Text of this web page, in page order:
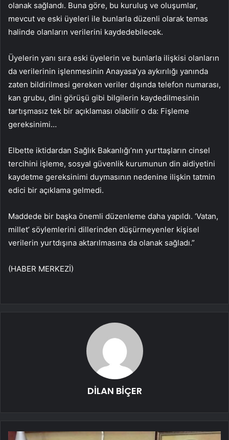
olanak sağlandı. Buna göre, bu kuruluş ve oluşumlar,
mevcut ve eski üyeleri ile bunlarla düzenli olarak temas
halinde olanların verilerini kaydedebilecek.
Üyelerin yanı sıra eski üyelerin ve bunlarla ilişkisi olanların
da verilerinin işlenmesinin Anayasa’ya aykırılığı yanında
zaten bildirilmesi gereken veriler dışında telefon numarası,
kan grubu, dini görüşü gibi bilgilerin kaydedilmesinin
tartışmasız tek bir açıklaması olabilir o da: Fişleme
gereksinimi…
Elbette iktidardan Sağlık Bakanlığı’nın yurttaşların cinsel
tercihini işleme, sosyal güvenlik kurumunun din aidiyetini
kaydetme gereksinimi duymasının nedenine ilişkin tatmin
edici bir açıklama gelmedi.
Maddede bir başka önemli düzenleme daha yapıldı. ‘Vatan,
millet’ söylemlerini dillerinden düşürmeyenler kişisel
verilerin yurtdışına aktarılmasına da olanak sağladı.”
(HABER MERKEZİ)
DİLAN BİÇER